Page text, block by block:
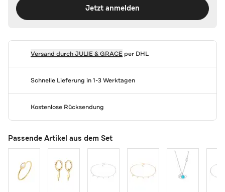
Jetzt anmelden
Versand durchJULIE & GRACEper DHL
Schnelle Lieferung in 1-3 Werktagen
Kostenlose Rücksendung
Passende Artikel aus dem Set